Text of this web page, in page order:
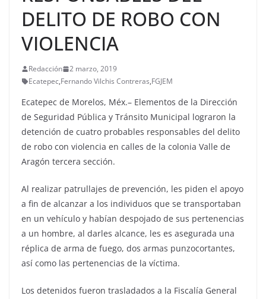
DELITO DE ROBO CON
VIOLENCIA
Redacción
2 marzo, 2019
Ecatepec,Fernando Vilchis Contreras,FGJEM
Ecatepec de Morelos, Méx.– Elementos de la Dirección
de Seguridad Pública y Tránsito Municipal lograron la
detención de cuatro probables responsables del delito
de robo con violencia en calles de la colonia Valle de
Aragón tercera sección.
Al realizar patrullajes de prevención, les piden el apoyo
a fin de alcanzar a los individuos que se transportaban
en un vehículo y habían despojado de sus pertenencias
a un hombre, al darles alcance, les es asegurada una
réplica de arma de fuego, dos armas punzocortantes,
así como las pertenencias de la víctima.
Los detenidos fueron trasladados a la Fiscalía General